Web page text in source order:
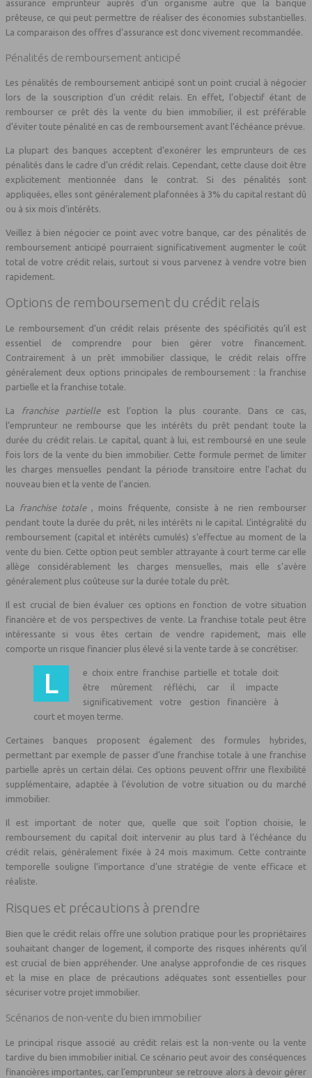
assurance emprunteur auprès d’un organisme autre que la banque
prêteuse, ce qui peut permettre de réaliser des économies substantielles.
La comparaison des offres d’assurance est donc vivement recommandée.
Pénalités de remboursement anticipé
Les pénalités de remboursement anticipé sont un point crucial à négocier
lors de la souscription d’un crédit relais. En effet, l’objectif étant de
rembourser ce prêt dès la vente du bien immobilier, il est préférable
d’éviter toute pénalité en cas de remboursement avant l’échéance prévue.
La plupart des banques acceptent d’exonérer les emprunteurs de ces
pénalités dans le cadre d’un crédit relais. Cependant, cette clause doit être
explicitement mentionnée dans le contrat. Si des pénalités sont
appliquées, elles sont généralement plafonnées à 3% du capital restant dû
ou à six mois d’intérêts.
Veillez à bien négocier ce point avec votre banque, car des pénalités de
remboursement anticipé pourraient significativement augmenter le coût
total de votre crédit relais, surtout si vous parvenez à vendre votre bien
rapidement.
Options de remboursement du crédit relais
Le remboursement d’un crédit relais présente des spécificités qu’il est
essentiel de comprendre pour bien gérer votre financement.
Contrairement à un prêt immobilier classique, le crédit relais offre
généralement deux options principales de remboursement : la franchise
partielle et la franchise totale.
La franchise partielle est l’option la plus courante. Dans ce cas,
l’emprunteur ne rembourse que les intérêts du prêt pendant toute la
durée du crédit relais. Le capital, quant à lui, est remboursé en une seule
fois lors de la vente du bien immobilier. Cette formule permet de limiter
les charges mensuelles pendant la période transitoire entre l’achat du
nouveau bien et la vente de l’ancien.
La franchise totale , moins fréquente, consiste à ne rien rembourser
pendant toute la durée du prêt, ni les intérêts ni le capital. L’intégralité du
remboursement (capital et intérêts cumulés) s’effectue au moment de la
vente du bien. Cette option peut sembler attrayante à court terme car elle
allège considérablement les charges mensuelles, mais elle s’avère
généralement plus coûteuse sur la durée totale du prêt.
Il est crucial de bien évaluer ces options en fonction de votre situation
financière et de vos perspectives de vente. La franchise totale peut être
intéressante si vous êtes certain de vendre rapidement, mais elle
comporte un risque financier plus élevé si la vente tarde à se concrétiser.
Le choix entre franchise partielle et totale doit
être mûrement réfléchi, car il impacte
significativement votre gestion financière à
court et moyen terme.
Certaines banques proposent également des formules hybrides,
permettant par exemple de passer d’une franchise totale à une franchise
partielle après un certain délai. Ces options peuvent offrir une flexibilité
supplémentaire, adaptée à l’évolution de votre situation ou du marché
immobilier.
Il est important de noter que, quelle que soit l’option choisie, le
remboursement du capital doit intervenir au plus tard à l’échéance du
crédit relais, généralement fixée à 24 mois maximum. Cette contrainte
temporelle souligne l’importance d’une stratégie de vente efficace et
réaliste.
Risques et précautions à prendre
Bien que le crédit relais offre une solution pratique pour les propriétaires
souhaitant changer de logement, il comporte des risques inhérents qu’il
est crucial de bien appréhender. Une analyse approfondie de ces risques
et la mise en place de précautions adéquates sont essentielles pour
sécuriser votre projet immobilier.
Scénarios de non-vente du bien immobilier
Le principal risque associé au crédit relais est la non-vente ou la vente
tardive du bien immobilier initial. Ce scénario peut avoir des conséquences
financières importantes, car l’emprunteur se retrouve alors à devoir gérer